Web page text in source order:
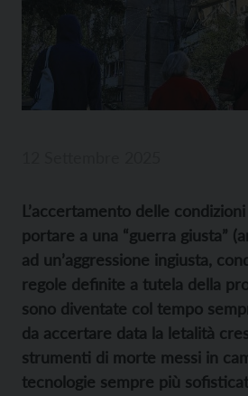
L’accertamento delle
portare a una “guerra giusta”
ad un’aggressione ingiusta,
regole definite a tutela della
sono diventate col tempo
da accertare data la letalità
strumenti di morte messi in
tecnologie sempre più